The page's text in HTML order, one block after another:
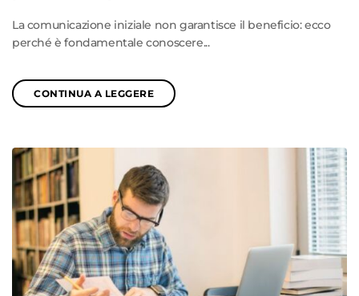
La comunicazione iniziale non garantisce il beneficio: ecco
perché è fondamentale conoscere...
CONTINUA A LEGGERE